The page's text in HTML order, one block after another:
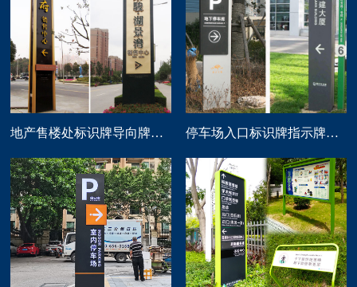
地产售楼处标识牌导向牌精神堡垒制作 停车场入口标识牌指示牌导向牌定做